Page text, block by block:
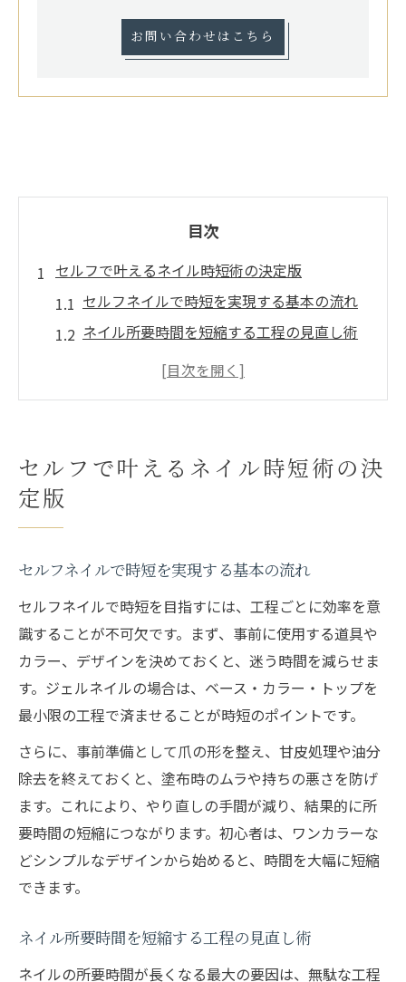
お問い合わせはこちら
目次
セルフで叶えるネイル時短術の決定版
セルフネイルで時短を実現する基本の流れ
ネイル所要時間を短縮する工程の見直し術
セルフ派必見のネイルオフ込み時短コツ
ネイル所要時間を短縮する効率化ポイント
時短ネイルを叶えるセルフ施術の効率化法
ネイルオフ込みで時間を節約するコツ
ネイル時間かかりすぎを防ぐポイントとは
ジェルネイル時短の最新テクニックを公開
ジェルネイル時短を叶える工程の工夫
便利な道具でネイルの時間を短縮しよう
硬化時間を減らすジェルネイルの選び方
ジェルネイル時短コツで効率アップを目指
す
セルフでもサロン級の時短ネイルを実現
平均施術時間を知って時短ネイルを実現
平均所要時間から逆算する時短ネイル術
ネイル時間かかりすぎの原因を見直そう
セルフで叶えるネイル時短術の決
定版
セルフネイルで時短を実現する基本の流れ
セルフネイルで時短を目指すには、工程ごとに効率を意
識することが不可欠です。まず、事前に使用する道具や
カラー、デザインを決めておくと、迷う時間を減らせま
す。ジェルネイルの場合は、ベース・カラー・トップを
最小限の工程で済ませることが時短のポイントです。
さらに、事前準備として爪の形を整え、甘皮処理や油分
除去を終えておくと、塗布時のムラや持ちの悪さを防げ
ます。これにより、やり直しの手間が減り、結果的に所
要時間の短縮につながります。初心者は、ワンカラーな
どシンプルなデザインから始めると、時間を大幅に短縮
できます。
ネイル所要時間を短縮する工程の見直し術
ネイルの所要時間が長くなる最大の要因は、無駄な工程